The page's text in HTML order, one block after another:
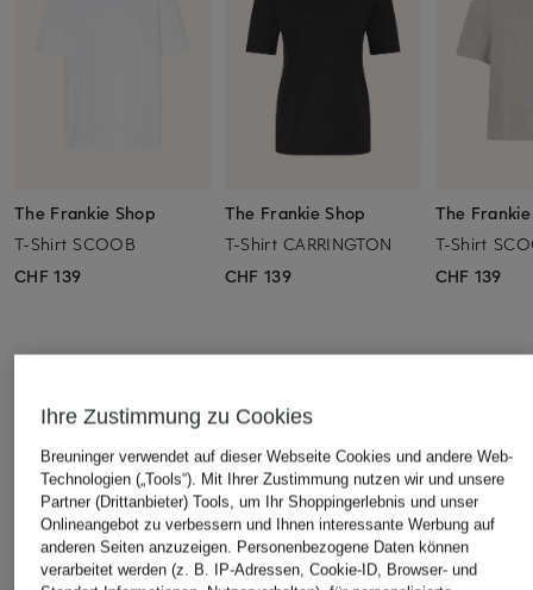
The Frankie Shop
T-Shirt SCOOB
CHF 139
The Frankie Shop
T-Shirt CARRINGTON
CHF 139
The
T-Shirt
CHF 139
ÄHNLICHE ARTIKEL ENTDECKEN
Ihre Zustimmung zu Cookies
Breuninger verwendet auf dieser Webseite Cookies und andere Web-
Technologien („Tools“). Mit Ihrer Zustimmung nutzen wir und unsere
Partner (Drittanbieter) Tools, um Ihr Shoppingerlebnis und unser
Onlineangebot zu verbessern und Ihnen interessante Werbung auf
anderen Seiten anzuzeigen. Personenbezogene Daten können
verarbeitet werden (z. B. IP-Adressen, Cookie-ID, Browser- und